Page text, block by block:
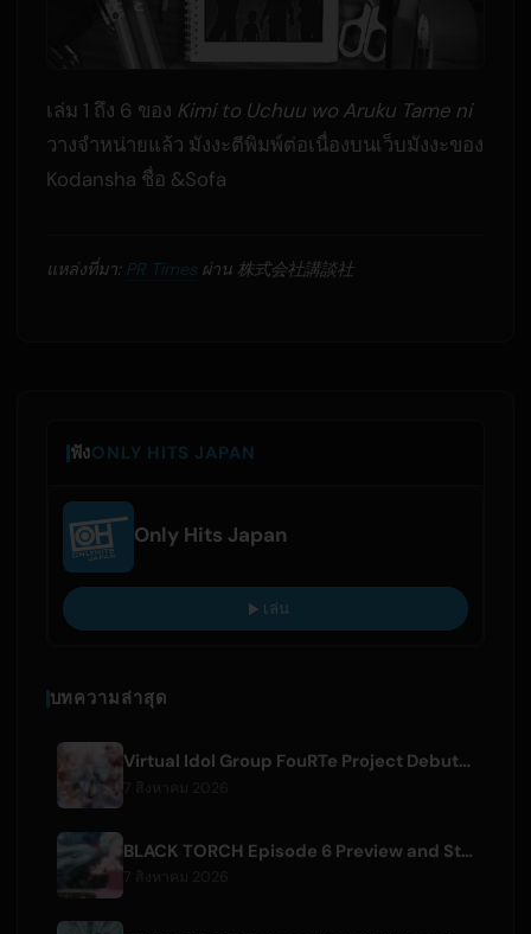
เล่ม 1 ถึง 6 ของ Kimi to Uchuu wo Aruku Tame ni
วางจำหน่ายแล้ว มังงะตีพิมพ์ต่อเนื่องบนเว็บมังงะของ
Kodansha ชื่อ &Sofa
แหล่งที่มา: PR Timesผ่าน 株式会社講談社
ฟังONLY HITS JAPAN
Only Hits Japan
เล่น
บทความล่าสุด
Virtual Idol Group FouRTe Project Debuts with 'ALL IN' Album Produced by m-flo's ☆Taku Takahashi
BLACK TORCH Episode 6 Preview and Streaming Details